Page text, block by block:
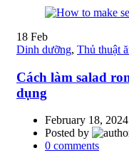
18 Feb
Dinh dưỡng, Thủ thuật
Cách làm salad
dụng
February 18, 2024
Posted by
0 comments